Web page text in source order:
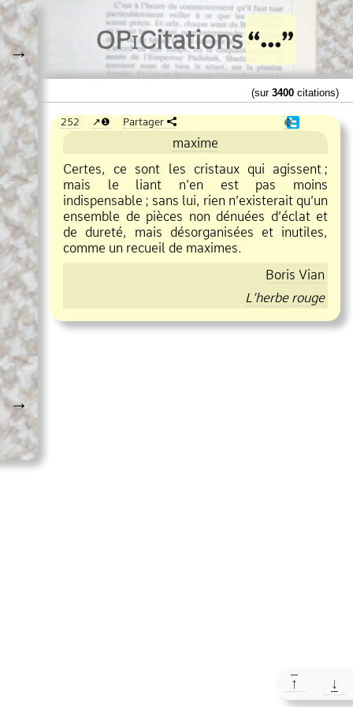
→
→
OPiCitations
(sur 3400 citations)
252 ❶ Partager ❶
maxime
Certes, ce sont les cristaux qui agissent ;
mais le liant n’en est pas moins
indispensable ; sans lui, rien n’existerait qu’un
ensemble de pièces non dénuées d’éclat et
de dureté, mais désorganisées et inutiles,
comme un recueil de maximes.
Boris Vian
L’herbe rouge
↑ ↓